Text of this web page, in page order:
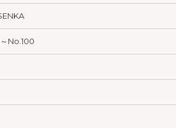
No.100